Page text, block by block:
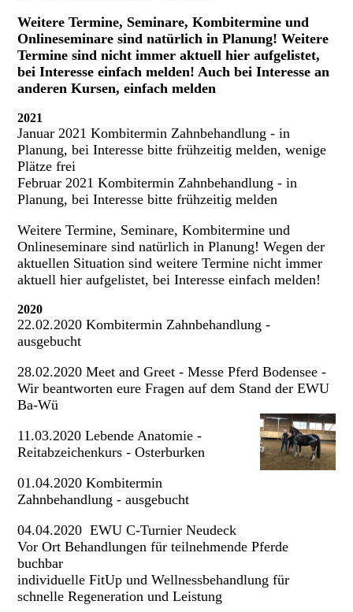
Weitere Termine, Seminare, Kombitermine und
Onlineseminare sind natürlich in Planung! Weitere
Termine sind nicht immer aktuell hier aufgelistet,
bei Interesse einfach melden! Auch bei Interesse an
anderen Kursen, einfach melden
2021
Januar 2021 Kombitermin Zahnbehandlung - in
Planung, bei Interesse bitte frühzeitig melden, wenige
Plätze frei
Februar 2021 Kombitermin Zahnbehandlung - in
Planung, bei Interesse bitte frühzeitig melden
Weitere Termine, Seminare, Kombitermine und
Onlineseminare sind natürlich in Planung! Wegen der
aktuellen Situation sind weitere Termine nicht immer
aktuell hier aufgelistet, bei Interesse einfach melden!
2020
22.02.2020 Kombitermin Zahnbehandlung -
ausgebucht
28.02.2020 Meet and Greet - Messe Pferd Bodensee -
Wir beantworten eure Fragen auf dem Stand der EWU
Ba-Wü
11.03.2020 Lebende Anatomie -
Reitabzeichenkurs - Osterburken
01.04.2020 Kombitermin
Zahnbehandlung - ausgebucht
04.04.2020 EWU C-Turnier Neudeck
Vor Ort Behandlungen für teilnehmende Pferde
buchbar
individuelle FitUp und Wellnessbehandlung für
schnelle Regeneration und Leistung